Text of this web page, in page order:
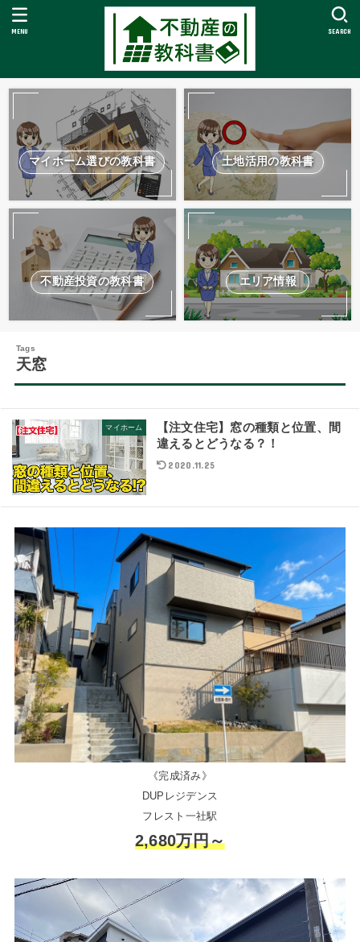
SEARCH
MENU
マイホーム選びの教科書 土地活用の教科書
不動産投資の教科書 エリア情報
天窓
マイホーム
【注文住宅】窓の種類と位置、間
違えるとどうなる？！
2020.11.25
《完成済み》
DUPレジデンス
フレスト一社駅
2,680万円～